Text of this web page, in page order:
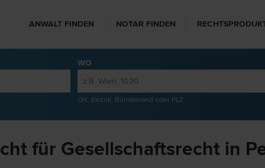
ANWALT FINDEN NOTAR FINDEN
WO
Ort, Bezirk, Bundesland oder PLZ
für Gesellschaftsrecht in